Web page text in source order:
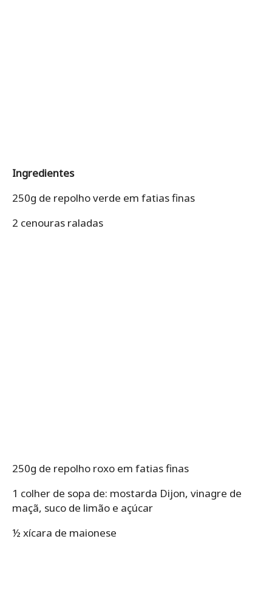
Ingredientes
250g de repolho verde em fatias finas
2 cenouras raladas
250g de repolho roxo em fatias finas
1 colher de sopa de: mostarda Dijon, vinagre de
maçã, suco de limão e açúcar
½ xícara de maionese